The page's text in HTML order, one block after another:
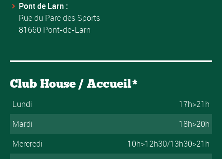
Pont de Larn :
Rue du Parc des Sports
81660 Pont-de-Larn
Club House / Accueil*
Lundi
17h>21h
Mardi
18h>20h
Mercredi
10h>12h30/13h30>21h